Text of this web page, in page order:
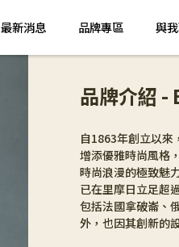
最新消息 品牌專區 與
品牌介紹
自1863年創立以
增添優雅時尚風格
時尚浪漫的極致魅
已在里摩日立足超
包括法國拿破崙、
外，也因其創新的